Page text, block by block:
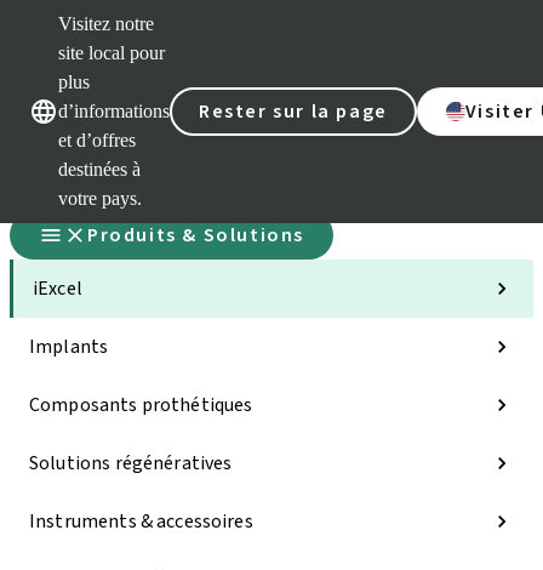
Visitez notre
site local pour
plus
d’informations
et d’offres
destinées à
votre pays.
Rester sur la page Visiter
Nos marquesNos marques
Produits & Solutions
iExcel
Implants
Composants prothétiques
Solutions régénératives
Instruments & accessoires